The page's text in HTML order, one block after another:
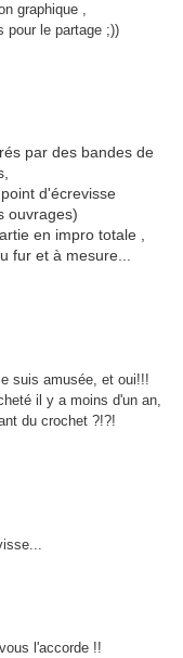
graphique ,
pour le partage ;))
par des bandes de
d'écrevisse
ouvrages)
en impro totale ,
fur et à mesure...
suis amusée, et oui!!!
il y a moins d'un an,
du crochet ?!?!
l'accorde !!